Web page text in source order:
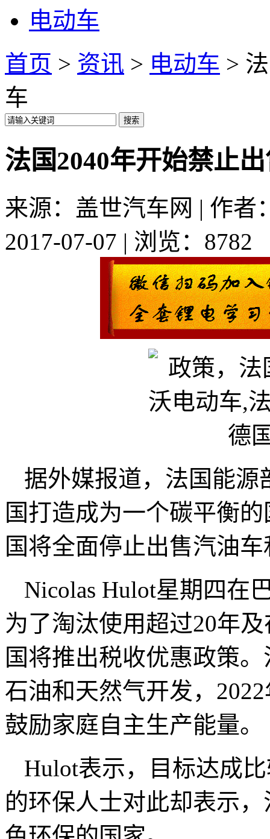
电动车
首页 > 资讯 > 电动车 >
车
法国2040年开始禁止
来源：盖世汽车网 | 作者
2017-07-07 | 浏览：8782
据外媒报道，法国能源
国打造成为一个碳平衡
国将全面停止出售汽油
Nicolas Hulot星期四在
为了淘汰使用超过20年
国将推出税收优惠政策
石油和天然气开发，
鼓励家庭自主生产能量。
Hulot表示，目标达成
的环保人士对此却表示